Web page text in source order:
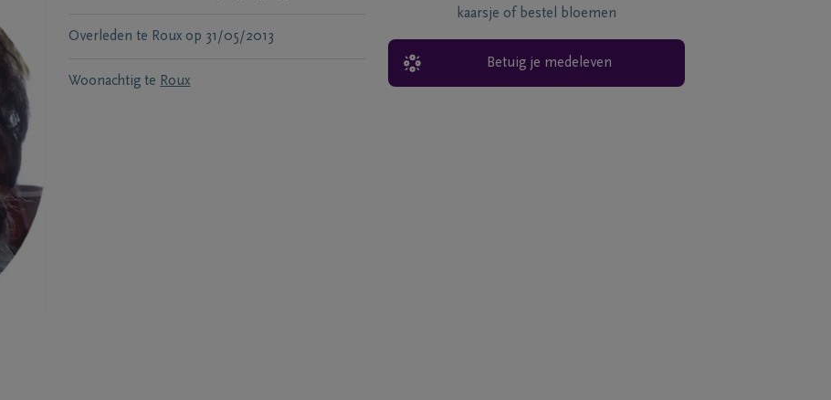
Overleden te Roux op 31/05/2013
Woonachtig te Roux
kaarsje of bestel bloemen
Betuig je medeleven